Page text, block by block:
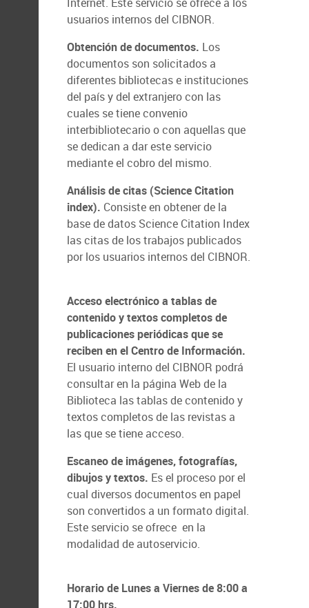
usuarios internos del CIBNOR.
Obtención de documentos. Los
documentos son solicitados a
diferentes bibliotecas e instituciones
del país y del extranjero con las
cuales se tiene convenio
interbibliotecario o con aquellas que
se dedican a dar este servicio
mediante el cobro del mismo.
Análisis de citas (Science Citation
index). Consiste en obtener de la
base de datos Science Citation Index
las citas de los trabajos publicados
por los usuarios internos del CIBNOR.
Acceso electrónico a tablas de
contenido y textos completos de
publicaciones periódicas que se
reciben en el Centro de Información.
El usuario interno del CIBNOR podrá
consultar en la página Web de la
Biblioteca las tablas de contenido y
textos completos de las revistas a
las que se tiene acceso.
Escaneo de imágenes, fotografías,
dibujos y textos. Es el proceso por el
cual diversos documentos en papel
son convertidos a un formato digital.
Este servicio se ofrece en la
modalidad de autoservicio.
Horario de Lunes a Viernes de 8:00 a
17:00 hrs.